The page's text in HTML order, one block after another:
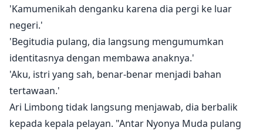
'Kamumenikah denganku karena dia pergi ke luar
negeri.'
'Begitudia pulang, dia langsung mengumumkan
identitasnya dengan membawa anaknya.'
'Aku, istri yang sah, benar-benar menjadi bahan
tertawaan.'
Ari Limbong tidak langsung menjawab, dia berbalik
kepada kepala pelayan. "Antar Nyonya Muda pulang